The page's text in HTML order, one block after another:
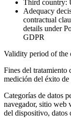
Third country:
Adequacy
contractual
details under
GDPR
Validity period of the
Fines del tratamiento
medición del éxito de
Categorías de datos
navegador, sitio web
del dispositivo, datos